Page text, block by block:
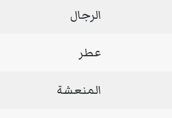
الرجال
عطر
المنعشة